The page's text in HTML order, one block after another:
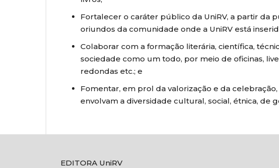
Fortalecer o caráter público da UniRV, a partir da
oriundos da comunidade onde a UniRV está
Colaborar com a formação literária, científica,
sociedade como um todo, por meio de oficinas,
redondas etc.; e
Fomentar, em prol da valorização e da
envolvam a diversidade cultural, social, étnica, de
EDITORA UniRV